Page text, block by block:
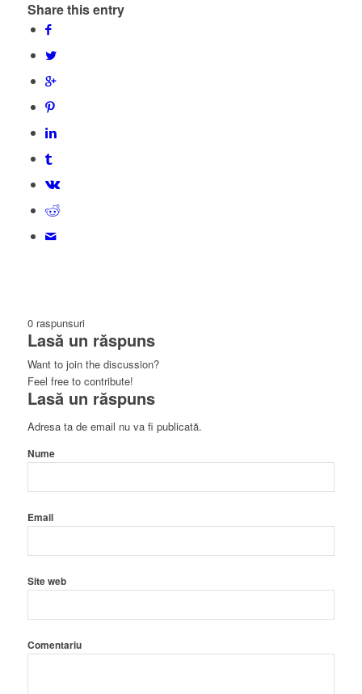
Share this entry
0 raspunsuri
Lasă un răspuns
Want to join the discussion?
Feel free to contribute!
Lasă un răspuns
Adresa ta de email nu va fi publicată.
Nume
Email
Site web
Comentariu